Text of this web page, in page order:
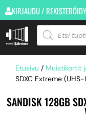
KIRJAUDU / REKISTERÖIDY
Etusivu / Muistikortit
SDXC Extreme
SANDISK 128GB